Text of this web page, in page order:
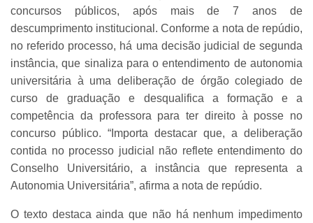
concursos públicos, após mais de 7 anos de
descumprimento institucional. Conforme a nota de repúdio,
no referido processo, há uma decisão judicial de segunda
instância, que sinaliza para o entendimento de autonomia
universitária à uma deliberação de órgão colegiado de
curso de graduação e desqualifica a formação e a
competência da professora para ter direito à posse no
concurso público. “Importa destacar que, a deliberação
contida no processo judicial não reflete entendimento do
Conselho Universitário, a instância que representa a
Autonomia Universitária”, afirma a nota de repúdio.
O texto destaca ainda que não há nenhum impedimento